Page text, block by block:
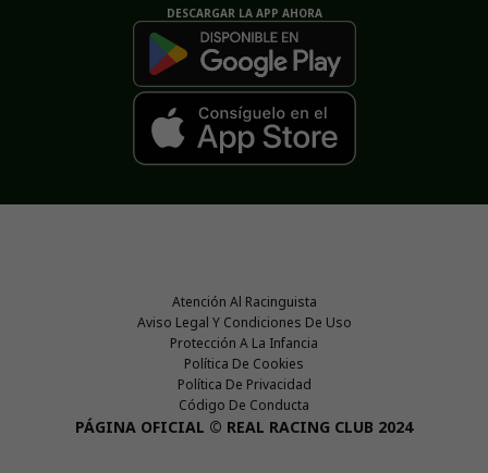
DESCARGAR LA APP AHORA
Atención Al Racinguista
Aviso Legal Y Condiciones De Uso
Protección A La Infancia
Política De Cookies
Política De Privacidad
Código De Conducta
PÁGINA OFICIAL © REAL RACING CLUB 2024